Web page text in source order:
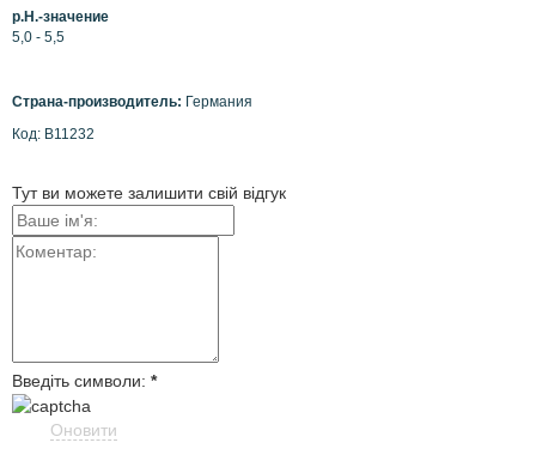
p.H.-значение
5,0 - 5,5
Страна-производитель: Германия
Код: В11232
Тут ви можете залишити свій відгук
Введіть символи: *
Оновити